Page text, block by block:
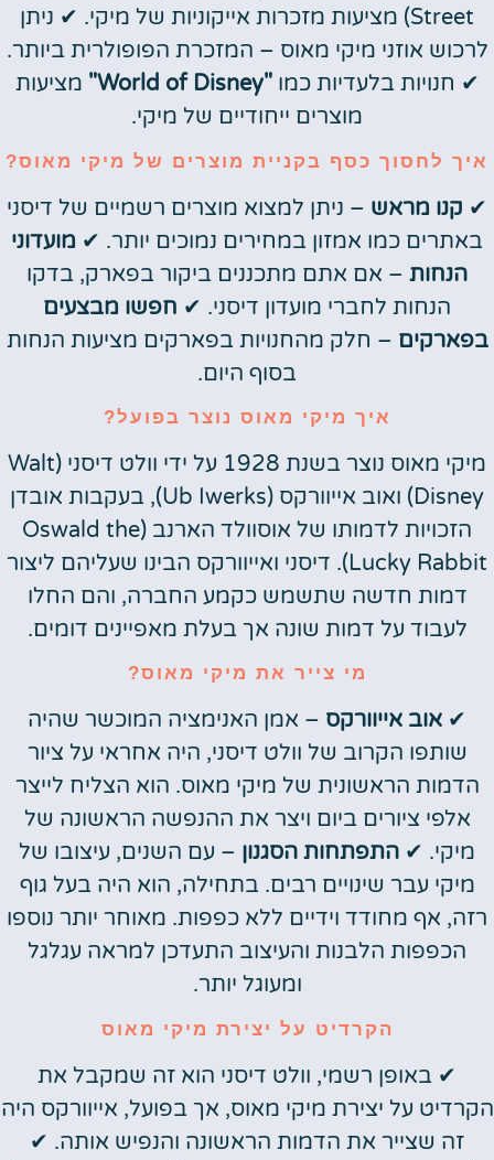
Street) מציעות מזכרות אייקוניות של מיקי. ✔ ניתן
לרכוש אוזני מיקי מאוס – המזכרת הפופולרית ביותר.
✔ חנויות בלעדיות כמו"World of Disney"
מציעות
מוצרים ייחודיים של מיקי.
איך לחסוך כסף בקניית מוצרים של מיקי מאוס?
✔ קנו מראש – ניתן למצוא מוצרים רשמיים של דיסני
באתרים כמו אמזון במחירים נמוכים יותר. ✔ מועדוני
הנחות – אם אתם מתכננים ביקור בפארק, בדקו
הנחות לחברי מועדון דיסני. ✔ חפשו מבצעים
בפארקים – חלק מהחנויות בפארקים מציעות הנחות
בסוף היום.
איך מיקי מאוס נוצר בפועל?
מיקי מאוס נוצר בשנת 1928 על ידי וולט דיסני (Walt
Disney) ואוב אייוורקס (Ub Iwerks), בעקבות אובדן
הזכויות לדמותו של אוסוולד הארנב (Oswald the
Lucky Rabbit). דיסני ואייוורקס הבינו שעליהם ליצור
דמות חדשה שתשמש כקמע החברה, והם החלו
לעבוד על דמות שונה אך בעלת מאפיינים דומים.
מי צייר את מיקי מאוס?
✔ אוב אייוורקס – אמן האנימציה המוכשר שהיה
שותפו הקרוב של וולט דיסני, היה אחראי על ציור
הדמות הראשונית של מיקי מאוס. הוא הצליח לייצר
אלפי ציורים ביום ויצר את ההנפשה הראשונה של
מיקי. ✔ התפתחות הסגנון – עם השנים, עיצובו של
מיקי עבר שינויים רבים. בתחילה, הוא היה בעל גוף
רזה, אף מחודד וידיים ללא כפפות. מאוחר יותר נוספו
הכפפות הלבנות והעיצוב התעדכן למראה עגלגל
ומעוגל יותר.
הקרדיט על יצירת מיקי מאוס
✔ באופן רשמי, וולט דיסני הוא זה שמקבל את
הקרדיט על יצירת מיקי מאוס, אך בפועל, אייוורקס היה
זה שצייר את הדמות הראשונה והנפיש אותה. ✔